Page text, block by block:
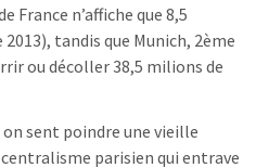
France n’affiche que 8,5
tandis que Munich, 2ème
ou décoller 38,5 milions de
sent poindre une vieille
parisien qui entrave